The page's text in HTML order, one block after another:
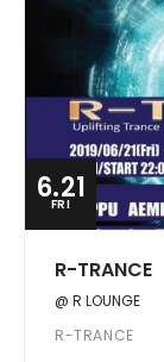
6.21
FRI
R-TRANCE
@ R LOUNGE
R-TRANCE